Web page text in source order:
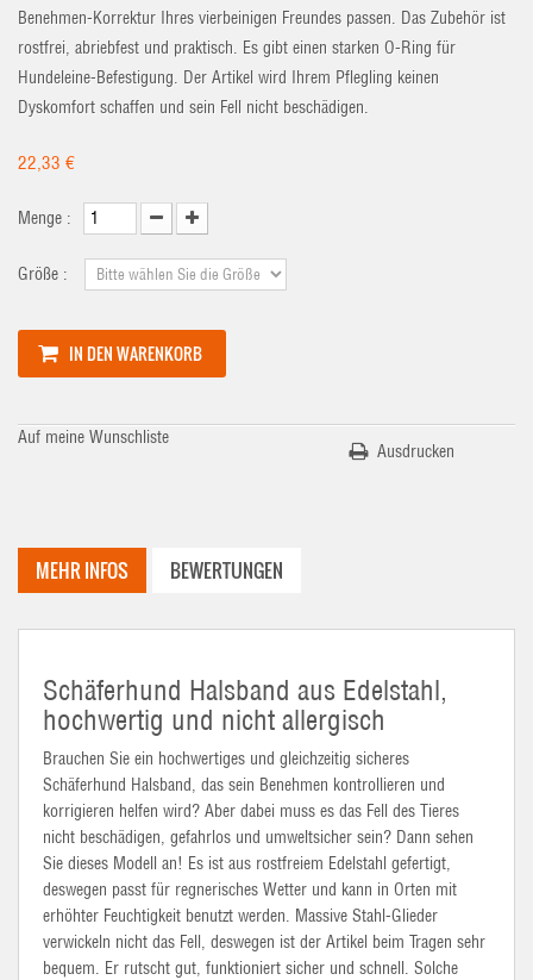
Benehmen-Korrektur Ihres vierbeinigen Freundes passen. Das Zubehör ist
rostfrei, abriebfest und praktisch. Es gibt einen starken O-Ring für
Hundeleine-Befestigung. Der Artikel wird Ihrem Pflegling keinen
Dyskomfort schaffen und sein Fell nicht beschädigen.
22,33 €
Menge :
Größe :
IN DEN WARENKORB
Auf meine Wunschliste
Ausdrucken
MEHR INFOS BEWERTUNGEN
Schäferhund Halsband aus Edelstahl,
hochwertig und nicht allergisch
Brauchen Sie ein hochwertiges und gleichzeitig sicheres
Schäferhund Halsband, das sein Benehmen kontrollieren und
korrigieren helfen wird? Aber dabei muss es das Fell des Tieres
nicht beschädigen, gefahrlos und umweltsicher sein? Dann sehen
Sie dieses Modell an! Es ist aus rostfreiem Edelstahl gefertigt,
deswegen passt für regnerisches Wetter und kann in Orten mit
erhöhter Feuchtigkeit benutzt werden. Massive Stahl-Glieder
verwickeln nicht das Fell, deswegen ist der Artikel beim Tragen sehr
bequem. Er rutscht gut, funktioniert sicher und schnell. Solche